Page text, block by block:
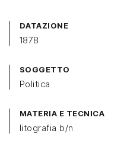
DATAZIONE
1878
SOGGETTO
Politica
MATERIA E TECNICA
litografia b/n